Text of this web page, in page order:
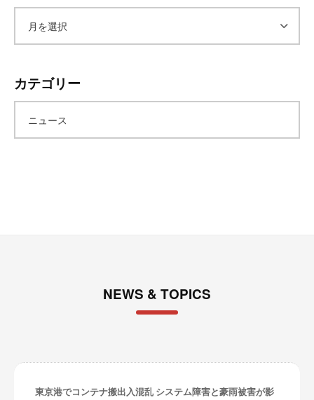
カ
イ
カテゴリー
ニュース
NEWS & TOPICS
東京港でコンテナ搬出入混乱 システム障害と豪雨被害が影